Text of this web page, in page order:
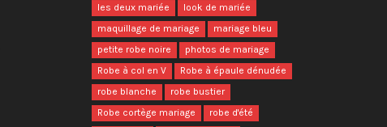
les deux mariée
look de mariée
maquillage de mariage
mariage bleu
petite robe noire
photos de mariage
Robe à col en V
Robe à épaule dénudée
robe blanche
robe bustier
Robe cortège mariage
robe d'été